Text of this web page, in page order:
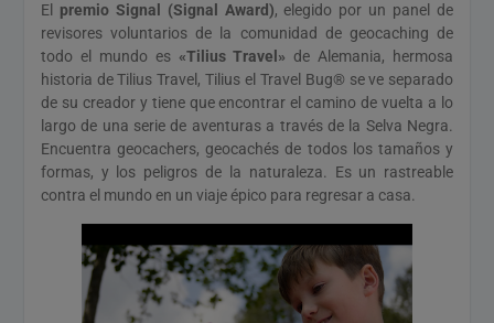
El premio Signal (Signal Award), elegido por un panel de
revisores voluntarios de la comunidad de geocaching de
todo el mundo es «Tilius Travel» de Alemania, hermosa
historia de Tilius Travel, Tilius el Travel Bug® se ve separado
de su creador y tiene que encontrar el camino de vuelta a lo
largo de una serie de aventuras a través de la Selva Negra.
Encuentra geocachers, geocachés de todos los tamaños y
formas, y los peligros de la naturaleza. Es un rastreable
contra el mundo en un viaje épico para regresar a casa.